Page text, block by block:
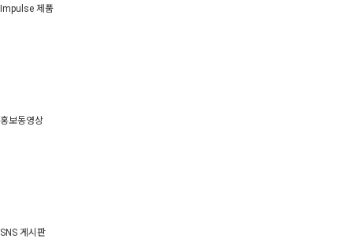
Impulse 제품
홍보동영상
SNS 게시판